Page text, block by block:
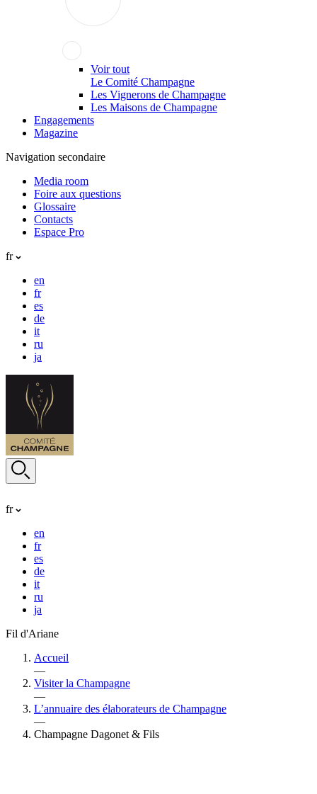
Voir tout
Le Comité Champagne
Les Vignerons de Champagne
Les Maisons de Champagne
Engagements
Magazine
Navigation secondaire
Media room
Foire aux questions
Glossaire
Contacts
Espace Pro
fr
en
fr
es
de
it
ru
ja
fr
en
fr
es
de
it
ru
ja
Fil d'Ariane
Accueil
—
Visiter la Champagne
—
L’annuaire des élaborateurs de Champagne
—
Champagne Dagonet & Fils